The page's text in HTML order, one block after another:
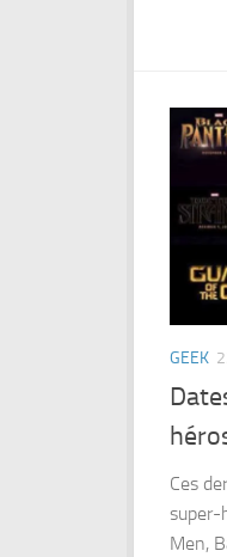
GEEK
Ces
super-
Men,